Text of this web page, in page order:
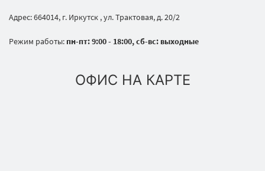
Адрес: 664014, г. Иркутск , ул. Трактовая, д. 20/2
Режим работы: пн-пт: 9:00 - 18:00, сб-вс: выходные
ОФИС НА КАРТЕ